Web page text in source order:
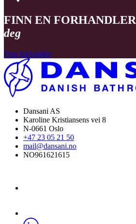
FINN EN FORHANDLER
deg
Finn forhandler
Dansani AS
Karoline Kristiansens vei 8
N-0661 Oslo
+47 23 05 21 50
mail@dansani.no
NO961621615